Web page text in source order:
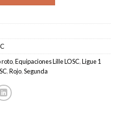
roto,Equipaciones Lille LOSC,Ligue 1
,Rojo,Segunda